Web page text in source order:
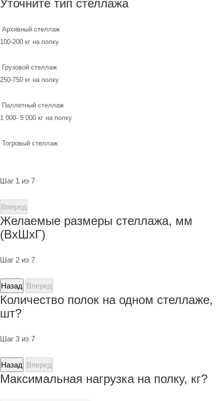
Уточните тип стеллажа
Архивный стеллаж
100-200 кг на полку
Грузовой стеллаж
250-750 кг на полку
Паллетный стеллаж
1 000- 5 000 кг на полку
Тогровый стеллаж
Шаг 1 из 7
Вперед
Желаемые размеры стеллажа, мм
(ВхШхГ)
Шаг 2 из 7
Назад Вперед
Количество полок на одном стеллаже,
шт?
Шаг 3 из 7
Назад Вперед
Максимальная нагрузка на полку, кг?